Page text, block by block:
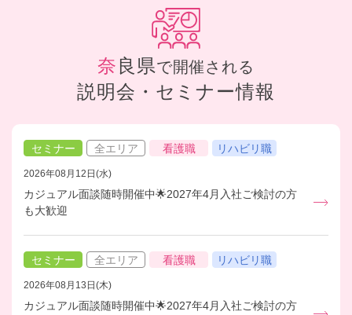
奈良県で開催される
説明会・セミナー情報
セミナー 全エリア 看護職 リハビリ職
2026年08月12日(水)
カジュアル面談随時開催中🌟2027年4月入社ご検討の方
も大歓迎
セミナー 全エリア 看護職 リハビリ職
2026年08月13日(木)
カジュアル面談随時開催中🌟2027年4月入社ご検討の方